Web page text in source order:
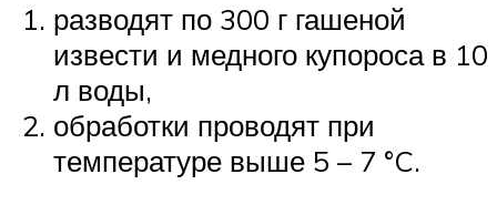
разводят по 300 г гашеной
извести и медного купороса в 10
л воды,
обработки проводят при
температуре выше 5 – 7 °C.